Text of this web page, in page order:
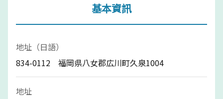
基本資訊
地址（日語）
834-0112 福岡県八女郡広川町久泉1004
地址